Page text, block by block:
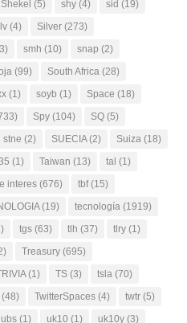
Shekel (5) shy (4) sid (19)
(4) Silver (273)
smh (10) snap (2)
(99) South Africa (28)
(1) soyb (1) Space (18)
Spy (104) SQ (5)
stne (2) SUECIA(2) Suiza (18)
(1) Taiwan (13) tal (1)
interes (676) tbf(15)
(19) tecnología (1919)
tgs (63) tlh (37) tlry (1)
Treasury (695)
(1) TS (3) tsla (70)
(48) TwitterSpaces (4) twtr (5)
ubs (1) uk10 (1) uk10y (3)